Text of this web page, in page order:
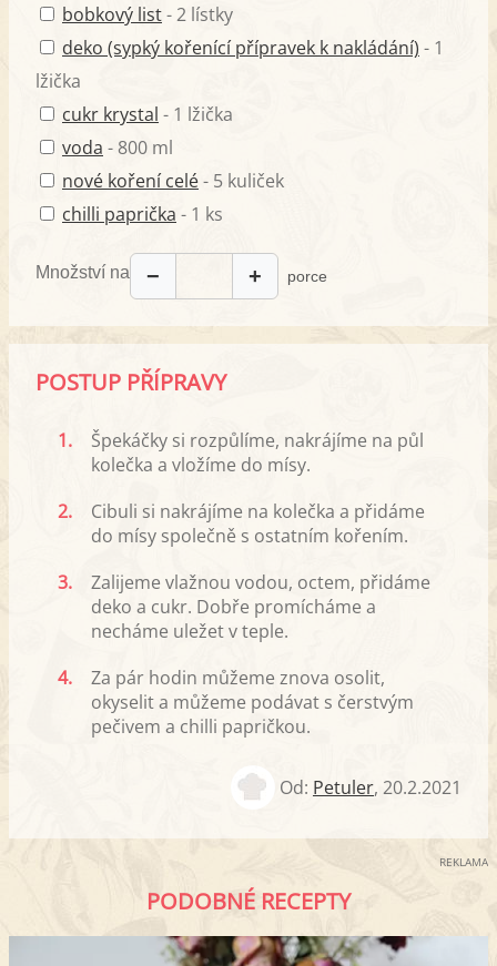
bobkový list- 2 lístky
deko (sypký kořenící přípravek k nakládání) - 1
lžička
cukr krystal - 1 lžička
voda - 800 ml
nové koření celé- 5 kuliček
chilli paprička - 1 ks
Množství na − + porce
POSTUP PŘÍPRAVY
1.
Špekáčky si rozpůlíme, nakrájíme na půl
kolečka a vložíme do mísy.
2.
Cibuli si nakrájíme na kolečka a přidáme
do mísy společně s ostatním kořením.
3.
Zalijeme vlažnou vodou, octem, přidáme
deko a cukr. Dobře promícháme a
necháme uležet v teple.
4.
Za pár hodin můžeme znova osolit,
okyselit a můžeme podávat s čerstvým
pečivem a chilli papričkou.
Od: Petuler, 20.2.2021
REKLAMA
PODOBNÉ RECEPTY